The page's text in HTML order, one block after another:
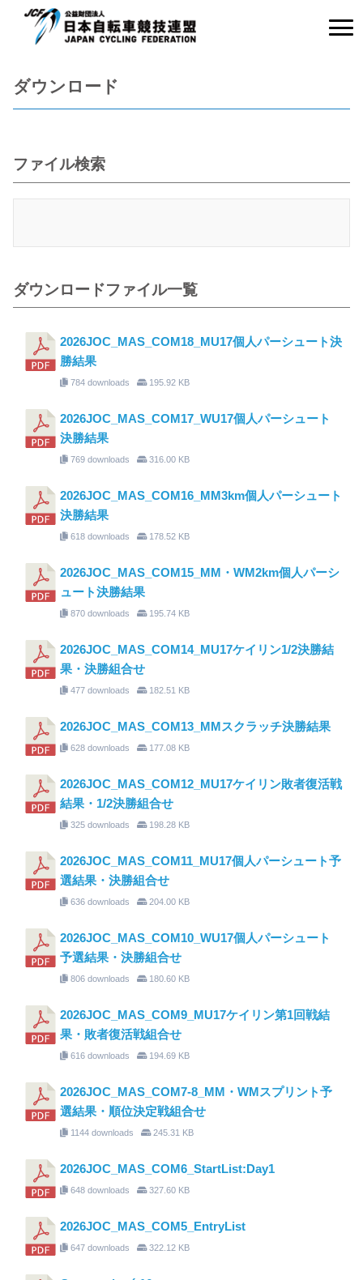
ダウンロード
ファイル検索
ダウンロードファイル一覧
2026JOC_MAS_COM18_MU17個人パーシュート決
勝結果
784 downloads 195.92 KB
2026JOC_MAS_COM17_WU17個人パーシュート
決勝結果
769 downloads 316.00 KB
2026JOC_MAS_COM16_MM3km個人パーシュート
決勝結果
618 downloads 178.52 KB
2026JOC_MAS_COM15_MM・WM2km個人パーシ
ュート決勝結果
870 downloads 195.74 KB
2026JOC_MAS_COM14_MU17ケイリン1/2決勝結
果・決勝組合せ
477 downloads 182.51 KB
2026JOC_MAS_COM13_MMスクラッチ決勝結果
628 downloads 177.08 KB
2026JOC_MAS_COM12_MU17ケイリン敗者復活戦
結果・1/2決勝組合せ
325 downloads 198.28 KB
2026JOC_MAS_COM11_MU17個人パーシュート予
選結果・決勝組合せ
636 downloads 204.00 KB
2026JOC_MAS_COM10_WU17個人パーシュート
予選結果・決勝組合せ
806 downloads 180.60 KB
2026JOC_MAS_COM9_MU17ケイリン第1回戦結
果・敗者復活戦組合せ
616 downloads 194.69 KB
2026JOC_MAS_COM7-8_MM・WMスプリント予
選結果・順位決定戦組合せ
1144 downloads 245.31 KB
2026JOC_MAS_COM6_StartList:Day1
648 downloads 327.60 KB
2026JOC_MAS_COM5_EntryList
647 downloads 322.12 KB